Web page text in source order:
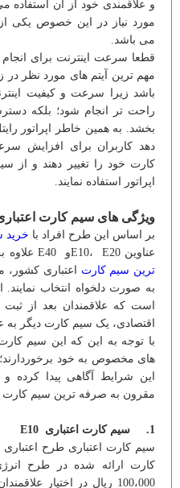
و علاقمندی خود از آن استفاده
مورد نیاز در این خصوص یکی
می باشد.
قطعا سرعت اینترنت برای
مهم ترین آیتم های مورد نظر در
باشد زیرا سرعت و کیفیت
راحت تر انجام شود؛ بلکه
بخشد. به همین خاطر اپراتور
دهد کاربران برای افزایش
کارت خود را تغییر دهند و از
اپراتور استفاده نمایند.
ویژگی های سیم کارت
بر اساس این طرح افراد با خرید
عناوین E10، E20و E40 علاوه بر دریافت به صرفه ترین و
ترین سیم کارت اعتباری کشور،
به صورت دلخواه انتخاب نمایند.
است که علاقمندان بعد از
اقتصادی، یک سیم کارت دیگر به
با توجه به این که این سیم
های مخصوص به خود برخوردارند؛
این شرایط آگاهی پیدا
مقرون به صرفه ترین سیم کارت
1. سیم کارت اعتباری E10
کارت ارائه شده در طرح انرژی
100،000 ریال در اختیار